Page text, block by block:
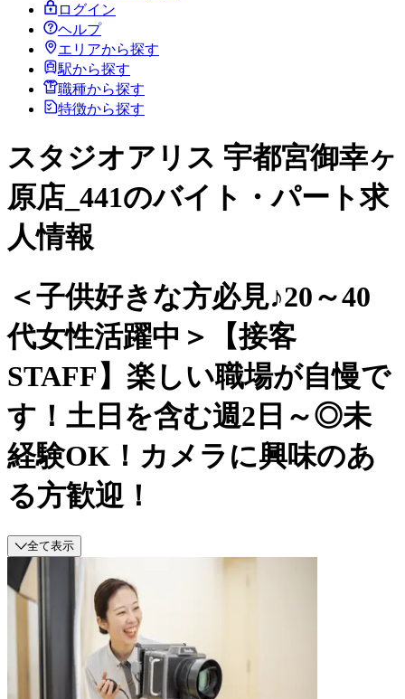
ログイン
ヘルプ
エリアから探す
駅から探す
職種から探す
特徴から探す
スタジオアリス 宇都宮御幸ヶ
原店_441のバイト・パート求
人情報
＜子供好きな方必見♪20～40
代女性活躍中＞【接客
STAFF】楽しい職場が自慢で
す！土日を含む週2日～◎未
経験OK！カメラに興味のあ
る方歓迎！
全て表示